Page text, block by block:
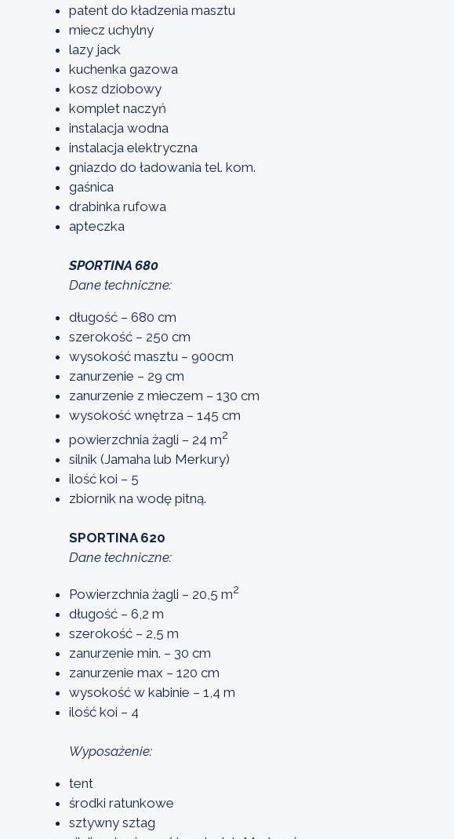
patent do kładzenia masztu
miecz uchylny
lazy jack
kuchenka gazowa
kosz dziobowy
komplet naczyń
instalacja wodna
instalacja elektryczna
gniazdo do ładowania tel. kom.
gaśnica
drabinka rufowa
apteczka
SPORTINA 680
Dane techniczne:
długość – 680 cm
szerokość – 250 cm
wysokość masztu – 900cm
zanurzenie – 29 cm
zanurzenie z mieczem – 130 cm
wysokość wnętrza – 145 cm
powierzchnia żagli – 24 m2
silnik (Jamaha lub Merkury)
ilość koi – 5
zbiornik na wodę pitną.
SPORTINA 620
Dane techniczne:
Powierzchnia żagli – 20,5 m2
długość – 6,2 m
szerokość – 2,5 m
zanurzenie min. – 30 cm
zanurzenie max – 120 cm
wysokość w kabinie – 1,4 m
ilość koi – 4
Wyposażenie:
tent
środki ratunkowe
sztywny sztag